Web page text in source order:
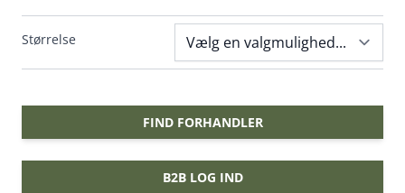
Størrelse
FIND FORHANDLER
B2B LOG IND